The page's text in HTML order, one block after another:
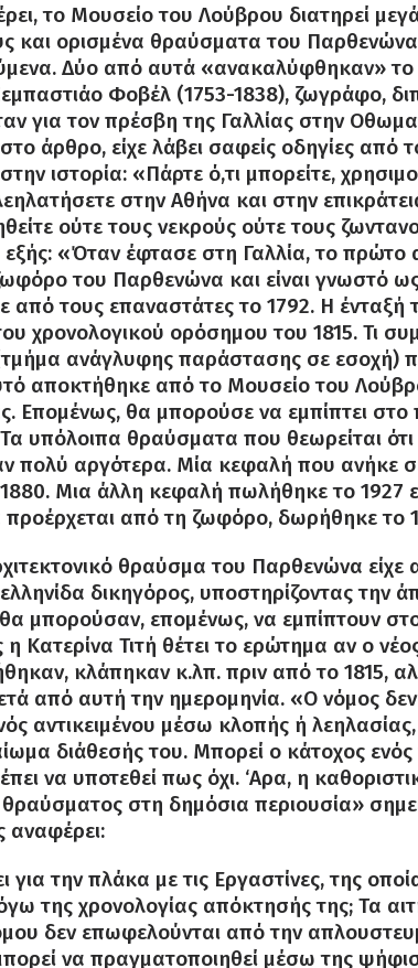
το Μουσείο του Λούβρου διατηρεί
και ορισμένα θραύσματα του
Δύο από αυτά «ανακαλύφθηκαν» το
Φοβέλ (1753-1838), ζωγράφο,
για τον πρέσβη της Γαλλίας στην
άρθρο, είχε λάβει σαφείς οδηγίες από
στην ιστορία: «Πάρτε ό,τι μπορείτε,
στην Αθήνα και στην
ούτε τους νεκρούς ούτε τους
εξής: «Όταν έφτασε στη Γαλλία, το
του Παρθενώνα και είναι γνωστό
από τους επαναστάτες το 1792. Η ένταξή
χρονολογικού ορόσημου του 1815. Τι
ανάγλυφης παράστασης σε εσοχή)
αποκτήθηκε από το Μουσείο του
Επομένως, θα μπορούσε να εμπίπτει
Τα υπόλοιπα θραύσματα που θεωρείται
πολύ αργότερα. Μία κεφαλή που ανήκε
Μια άλλη κεφαλή πωλήθηκε το 1927
προέρχεται από τη ζωφόρο, δωρήθηκε το
θραύσμα του Παρθενώνα είχε
δικηγόρος, υποστηρίζοντας την
μπορούσαν, επομένως, να εμπίπτουν
η Κατερίνα Τιτή θέτει το ερώτημα αν ο
κλάπηκαν κ.λπ. πριν από το 1815,
από αυτή την ημερομηνία. «Ο νόμος
αντικειμένου μέσω κλοπής ή
διάθεσής του. Μπορεί ο κάτοχος
να υποτεθεί πως όχι. ‘Αρα, η
στη δημόσια περιουσία»
αναφέρει:
για την πλάκα με τις Εργαστίνες, της
της χρονολογίας απόκτησής της; Τα
δεν επωφελούνται από την
να πραγματοποιηθεί μέσω της